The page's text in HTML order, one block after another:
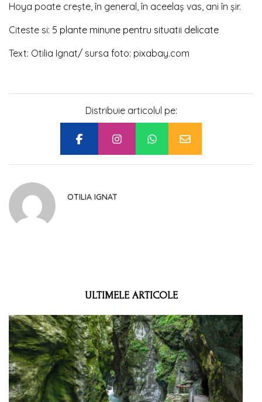
Hoya poate crește, în general, în aceelaș vas, ani în șir.
Citeste si: 5 plante minune pentru situatii delicate
Text: Otilia Ignat/ sursa foto: pixabay.com
Distribuie articolul pe:
OTILIA IGNAT
ULTIMELE ARTICOLE